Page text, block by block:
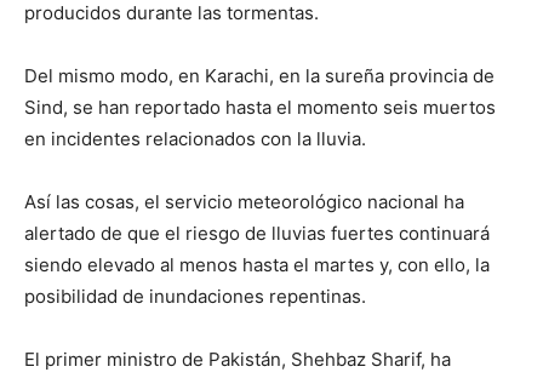
producidos durante las tormentas.
Del mismo modo, en Karachi, en la sureña provincia de
Sind, se han reportado hasta el momento seis muertos
en incidentes relacionados con la lluvia.
Así las cosas, el servicio meteorológico nacional ha
alertado de que el riesgo de lluvias fuertes continuará
siendo elevado al menos hasta el martes y, con ello, la
posibilidad de inundaciones repentinas.
El primer ministro de Pakistán, Shehbaz Sharif, ha